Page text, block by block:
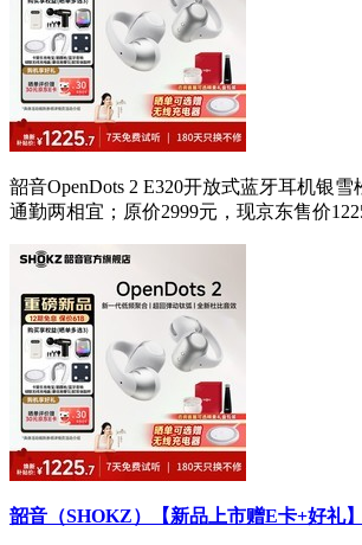
韶音OpenDots 2 E320开放式蓝牙耳机银
通勤两相宜；原价2999元，现京东售价
韶音（SHOKZ）【新品上市赠E卡+好礼